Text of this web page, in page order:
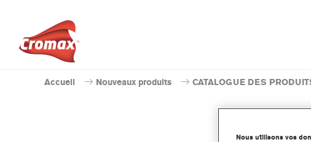
Accueil Nouveaux produits CATALOGUE DES
Nous utilisons vos